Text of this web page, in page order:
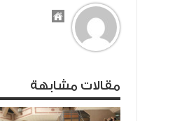
مقالات مشابهة